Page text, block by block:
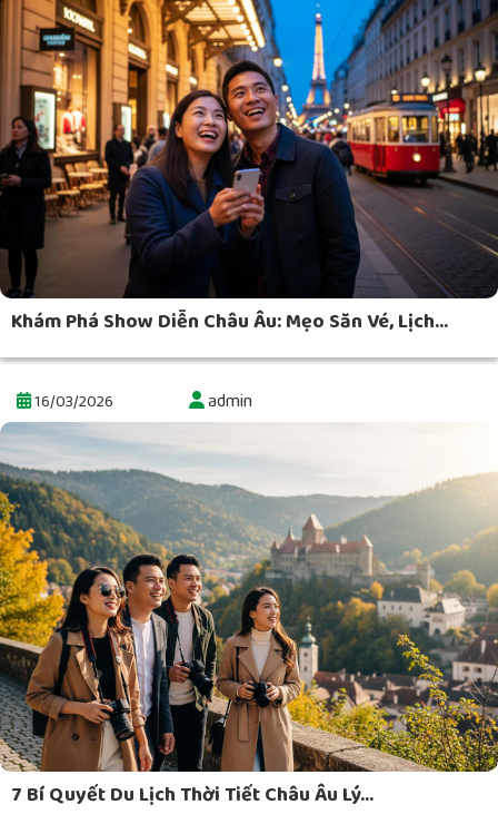
Khám Phá Show Diễn Châu Âu: Mẹo Săn Vé, Lịch...
16/03/2026 admin
7 Bí Quyết Du Lịch Thời Tiết Châu Âu Lý...